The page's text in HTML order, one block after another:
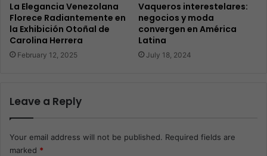
La Elegancia Venezolana
Florece Radiantemente en
la Exhibición Otoñal de
Carolina Herrera
February 12, 2025
Vaqueros interestelares:
negocios y moda
convergen en América
Latina
July 18, 2024
Leave a Reply
Your email address will not be published. Required fields are
marked *